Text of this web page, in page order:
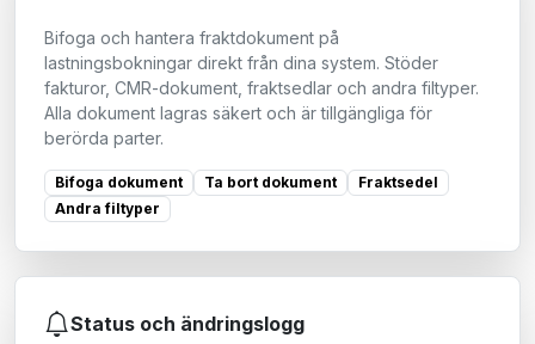
Bifoga och hantera fraktdokument på
lastningsbokningar direkt från dina system. Stöder
fakturor, CMR-dokument, fraktsedlar och andra filtyper.
Alla dokument lagras säkert och är tillgängliga för
berörda parter.
Bifoga dokument Ta bort dokument
Fraktsedel
Andra filtyper
Status och ändringslogg